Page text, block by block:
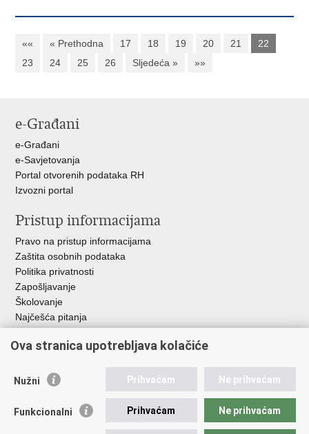
«« « Prethodna 17 18 19 20 21
22
23
24 25 26 Sljedeća » »»
e-Građani
e-Građani
e-Savjetovanja
Portal otvorenih podataka RH
Izvozni portal
Pristup informacijama
Pravo na pristup informacijama
Zaštita osobnih podataka
Politika privatnosti
Zapošljavanje
Školovanje
Najčešća pitanja
Važne poveznice
EMN Nacionalna kontaktna točka za Republiku Hrvatsku
Policijska akademija
Ova stranica upotrebljava kolačiće
Nužni Prihvaćam Ne prihvaćam
Funkcionalni Prihvaćam Ne prihvaćam